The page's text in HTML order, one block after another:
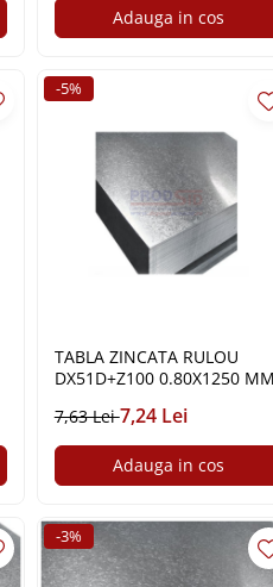
Adauga in cos
-5%
TABLA ZINCATA RULOU
DX51D+Z100 0.80X1250 MM
7,63 Lei7,24 Lei
Adauga in cos
-3%